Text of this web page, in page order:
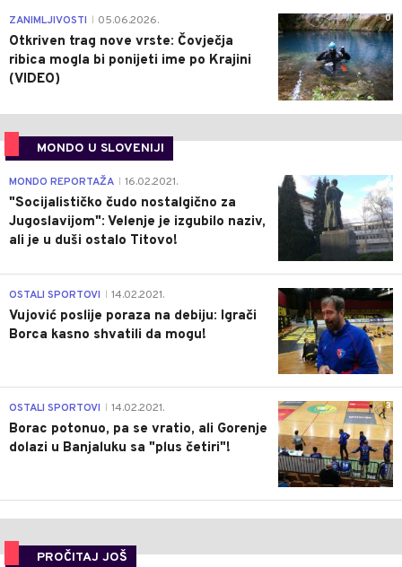
0
ZANIMLJIVOSTI 05.06.2026.
Otkriven trag nove vrste: Čovječja
ribica mogla bi ponijeti ime po Krajini
(VIDEO)
MONDO U SLOVENIJI
4
MONDO REPORTAŽA 16.02.2021.
"Socijalističko čudo nostalgično za
Jugoslavijom": Velenje je izgubilo naziv,
ali je u duši ostalo Titovo!
1
OSTALI SPORTOVI 14.02.2021.
Vujović poslije poraza na debiju: Igrači
Borca kasno shvatili da mogu!
3
OSTALI SPORTOVI 14.02.2021.
Borac potonuo, pa se vratio, ali Gorenje
dolazi u Banjaluku sa "plus četiri"!
PROČITAJ JOŠ